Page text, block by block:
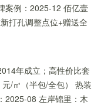
案例：2025-12 佰亿壹
打孔调整点位+赠送全
年成立；高性价比套
/㎡（半包/全包） 热装
2025-08 左岸锦里：木